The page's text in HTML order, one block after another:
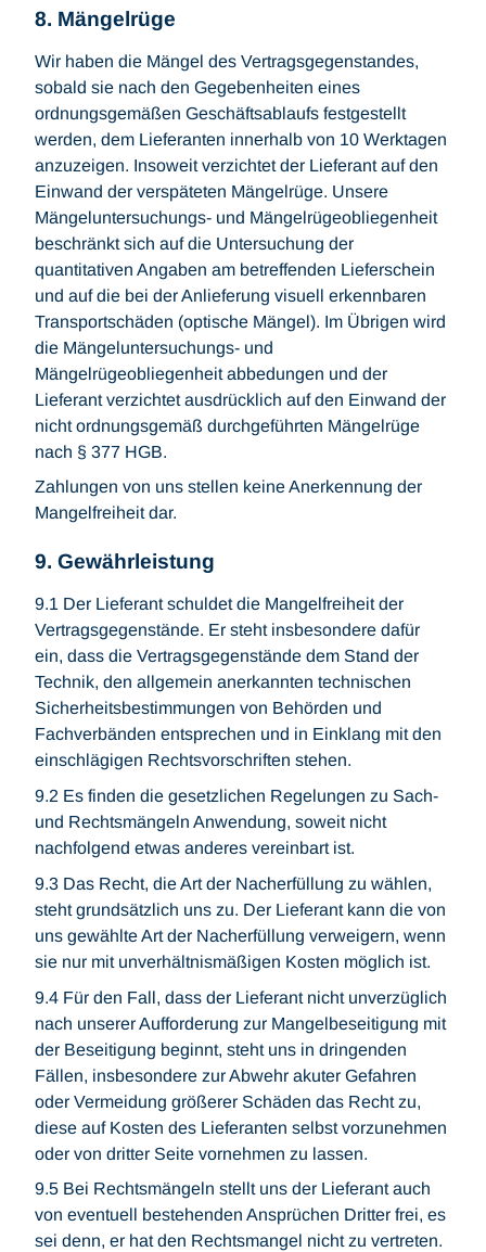
8. Mängelrüge
Wir haben die Mängel des Vertragsgegenstandes,
sobald sie nach den Gegebenheiten eines
ordnungsgemäßen Geschäftsablaufs festgestellt
werden, dem Lieferanten innerhalb von 10 Werktagen
anzuzeigen. Insoweit verzichtet der Lieferant auf den
Einwand der verspäteten Mängelrüge. Unsere
Mängeluntersuchungs- und Mängelrügeobliegenheit
beschränkt sich auf die Untersuchung der
quantitativen Angaben am betreffenden Lieferschein
und auf die bei der Anlieferung visuell erkennbaren
Transportschäden (optische Mängel). Im Übrigen wird
die Mängeluntersuchungs- und
Mängelrügeobliegenheit abbedungen und der
Lieferant verzichtet ausdrücklich auf den Einwand der
nicht ordnungsgemäß durchgeführten Mängelrüge
nach § 377 HGB.
Zahlungen von uns stellen keine Anerkennung der
Mangelfreiheit dar.
9. Gewährleistung
9.1 Der Lieferant schuldet die Mangelfreiheit der
Vertragsgegenstände. Er steht insbesondere dafür
ein, dass die Vertragsgegenstände dem Stand der
Technik, den allgemein anerkannten technischen
Sicherheitsbestimmungen von Behörden und
Fachverbänden entsprechen und in Einklang mit den
einschlägigen Rechtsvorschriften stehen.
9.2 Es finden die gesetzlichen Regelungen zu Sach-
und Rechtsmängeln Anwendung, soweit nicht
nachfolgend etwas anderes vereinbart ist.
9.3 Das Recht, die Art der Nacherfüllung zu wählen,
steht grundsätzlich uns zu. Der Lieferant kann die von
uns gewählte Art der Nacherfüllung verweigern, wenn
sie nur mit unverhältnismäßigen Kosten möglich ist.
9.4 Für den Fall, dass der Lieferant nicht unverzüglich
nach unserer Aufforderung zur Mangelbeseitigung mit
der Beseitigung beginnt, steht uns in dringenden
Fällen, insbesondere zur Abwehr akuter Gefahren
oder Vermeidung größerer Schäden das Recht zu,
diese auf Kosten des Lieferanten selbst vorzunehmen
oder von dritter Seite vornehmen zu lassen.
9.5 Bei Rechtsmängeln stellt uns der Lieferant auch
von eventuell bestehenden Ansprüchen Dritter frei, es
sei denn, er hat den Rechtsmangel nicht zu vertreten.